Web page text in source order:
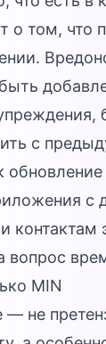
о том, что
с
с
контактам
вопрос
MIN
— не